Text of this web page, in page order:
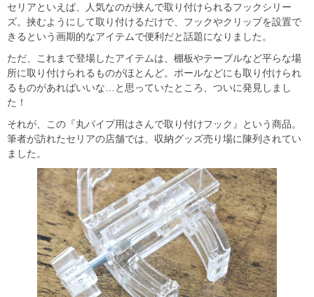
セリアといえば、人気なのが挟んで取り付けられるフックシリー
ズ。挟むようにして取り付けるだけで、フックやクリップを設置で
きるという画期的なアイテムで便利だと話題になりました。
ただ、これまで登場したアイテムは、棚板やテーブルなど平らな場
所に取り付けられるものがほとんど。ポールなどにも取り付けられ
るものがあればいいな…と思っていたところ、ついに発見しまし
た！
それが、この『丸パイプ用はさんで取り付けフック』という商品。
筆者が訪れたセリアの店舗では、収納グッズ売り場に陳列されてい
ました。